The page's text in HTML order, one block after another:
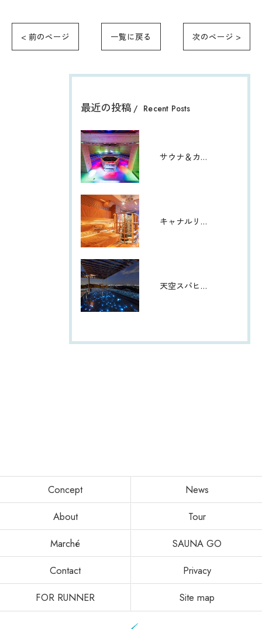
< 前のページ 一覧に戻る 次のページ >
最近の投稿 Recent Posts
サウナ＆カプセル ウェルビー栄店
キャナルリゾート
天空スパヒルズ 竜泉寺の湯 名古屋守山本店
Concept
News
About
Tour
Marché
SAUNA GO
Contact
Privacy
FOR RUNNER
Site map